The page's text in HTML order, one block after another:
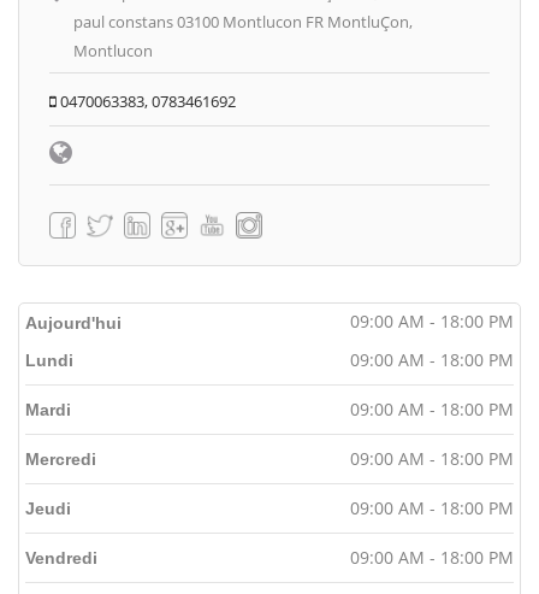
paul constans 03100 Montlucon FR MontluÇon,
Montlucon
0470063383, 0783461692
Aujourd'hui 09:00 AM - 18:00 PM
Lundi 09:00 AM - 18:00 PM
Mardi 09:00 AM - 18:00 PM
Mercredi 09:00 AM - 18:00 PM
Jeudi 09:00 AM - 18:00 PM
Vendredi 09:00 AM - 18:00 PM